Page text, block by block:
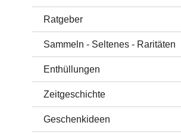
Ratgeber
Sammeln - Seltenes - Raritäten
Enthüllungen
Zeitgeschichte
Geschenkideen